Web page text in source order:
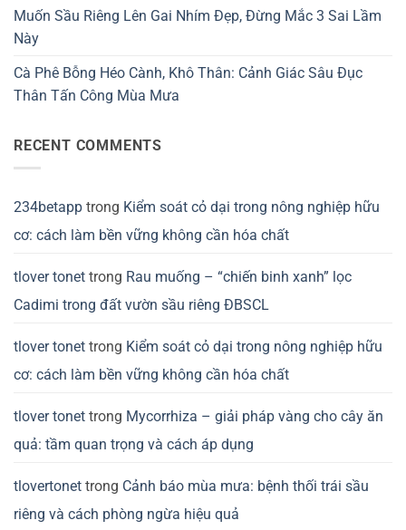
Muốn Sầu Riêng Lên Gai Nhím Đẹp, Đừng Mắc 3 Sai Lầm
Này
Cà Phê Bỗng Héo Cành, Khô Thân: Cảnh Giác Sâu Đục
Thân Tấn Công Mùa Mưa
RECENT COMMENTS
234betapp trong Kiểm soát cỏ dại trong nông nghiệp hữu
cơ: cách làm bền vững không cần hóa chất
tlover tonet trong Rau muống – “chiến binh xanh” lọc
Cadimi trong đất vườn sầu riêng ĐBSCL
tlover tonet trong Kiểm soát cỏ dại trong nông nghiệp hữu
cơ: cách làm bền vững không cần hóa chất
tlover tonet trong Mycorrhiza – giải pháp vàng cho cây ăn
quả: tầm quan trọng và cách áp dụng
tlovertonet trong Cảnh báo mùa mưa: bệnh thối trái sầu
riêng và cách phòng ngừa hiệu quả